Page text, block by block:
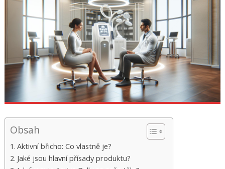
Obsah
Aktivní břicho: Co vlastně je?
Jaké jsou hlavní přísady produktu?